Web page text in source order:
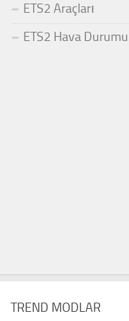
ETS2 Araçları
ETS2 Hava Durumu
TREND MODLAR